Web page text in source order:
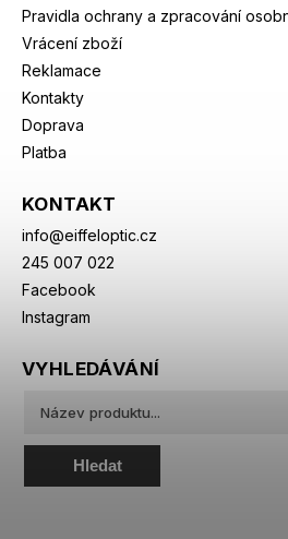
Pravidla ochrany a zpracování
Vrácení zboží
Reklamace
Kontakty
Doprava
Platba
KONTAKT
info@eiffeloptic.cz
245 007 022
Facebook
Instagram
VYHLEDÁVÁNÍ
Hledat